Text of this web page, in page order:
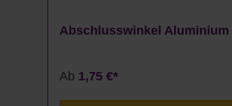
Abschlusswinkel Aluminium
Ab 1,75 €*